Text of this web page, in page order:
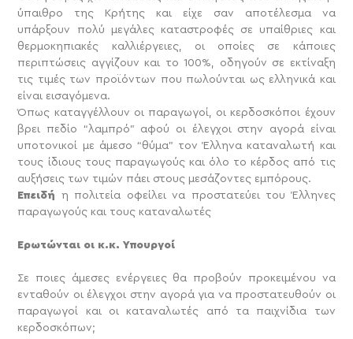
ύπαιθρο της Κρήτης και είχε σαν αποτέλεσμα να
υπάρξουν πολύ μεγάλες καταστροφές σε υπαίθριες και
θερμοκηπιακές καλλιέργειες, οι οποίες σε κάποιες
περιπτώσεις αγγίζουν και το 100%, οδηγούν σε εκτίναξη
τις τιμές των προϊόντων που πωλούνται ως ελληνικά και
είναι εισαγόμενα.
Όπως καταγγέλλουν οι παραγωγοί, οι κερδοσκόποι έχουν
βρει πεδίο “λαμπρό” αφού οι έλεγχοι στην αγορά είναι
υποτονικοί με άμεσο “θύμα” τον Έλληνα καταναλωτή και
τους ίδιους τους παραγωγούς και όλο το κέρδος από τις
αυξήσεις των τιμών πάει στους μεσάζοντες εμπόρους.
Επειδή η πολιτεία οφείλει να προστατεύει του Έλληνες
παραγωγούς και τους καταναλωτές
Ερωτώνται οι κ.κ. Υπουργοί
Σε ποιες άμεσες ενέργειες θα προβούν προκειμένου να
ενταθούν οι έλεγχοι στην αγορά για να προστατευθούν οι
παραγωγοί και οι καταναλωτές από τα παιχνίδια των
κερδοσκόπων;